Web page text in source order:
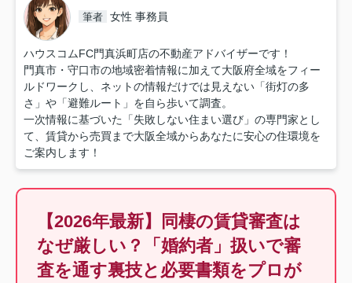
筆者 女性 事務員
ハウスコムFC門真浜町店の不動産アドバイザーです！
門真市・守口市の地域密着情報に加えて大阪府全域をフィー
ルドワークし、ネットの情報だけでは見えない「街灯の多
さ」や「避難ルート」を自ら歩いて調査。
一次情報に基づいた「失敗しない住まい選び」の専門家とし
て、賃貸から売買まで大阪全域からあなたに安心の住環境を
ご案内します！
【2026年最新】同棲の賃貸審査は
なぜ厳しい？「婚約者」扱いで審
査を通す裏技と必要書類をプロが